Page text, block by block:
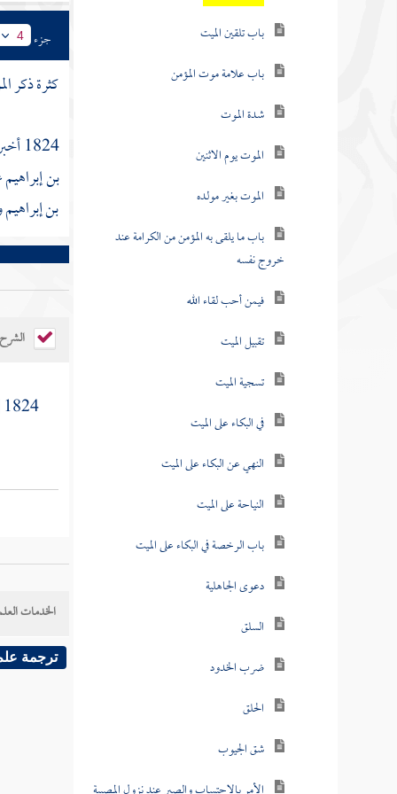
باب تلقين الميت
باب علامة موت المؤمن
شدة الموت
الموت يوم الاثنين
الموت بغير مولده
باب ما يلقى به المؤمن من الكرامة عند
خروج نفسه
فيمن أحب لقاء الله
تقبيل الميت
تسجية الميت
في البكاء على الميت
النهي عن البكاء على الميت
النياحة على الميت
باب الرخصة في البكاء على الميت
دعوى الجاهلية
السلق
ضرب الخدود
الحلق
شق الجيوب
جزء 4
كثرة ذكر
1824 أخبرنا
بن إبراهيم
بن إبراهيم
الشرح
1824
الخدمات
ترجمة